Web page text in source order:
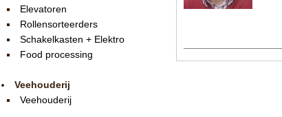
Elevatoren
Rollensorteerders
Schakelkasten + Elektro
Food processing
Veehouderij
Veehouderij